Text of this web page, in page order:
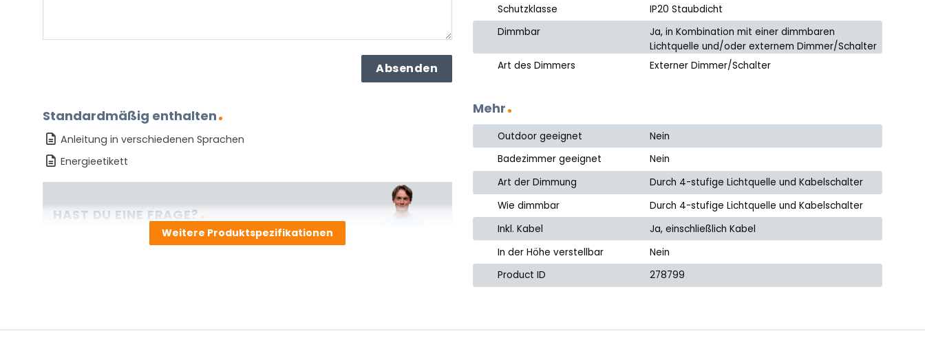
Standardmäßig enthalten
Anleitung in verschiedenen Sprachen
Energieetikett
HAST DU EINE FRAGE?
Kontaktieren Sie uns. Sie erreichen uns per E-Mail unter
Weitere Produktspezifikationen
Schutzklasse
IP20 Staubdicht
Dimmbar
Ja, in Kombination mit einer dimmbaren
Lichtquelle und/oder externem Dimmer/Schalter
Art des Dimmers
Externer Dimmer/Schalter
Mehr
Outdoor geeignet
Nein
Badezimmer geeignet
Nein
Art der Dimmung
Durch 4-stufige Lichtquelle und Kabelschalter
Wie dimmbar
Durch 4-stufige Lichtquelle und Kabelschalter
Inkl. Kabel
Ja, einschließlich Kabel
In der Höhe verstellbar
Nein
Product ID
278799